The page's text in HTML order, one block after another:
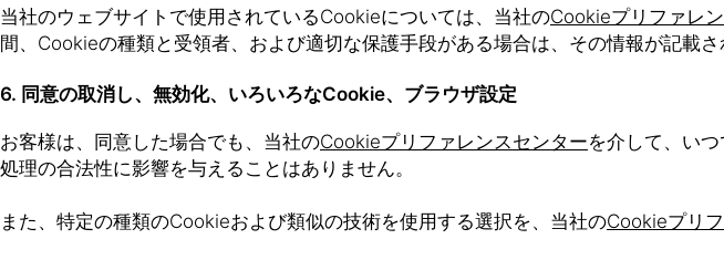
当社のウェブサイトで使用されているCookieについては、当社のCookieプリファレ
間、Cookieの種類と受領者、および適切な保護手段がある場合は、その情報が記載さ
6. 同意の取消し、無効化、いろいろなCookie、ブラウザ設定
お客様は、同意した場合でも、当社のCookieプリファレンスセンターを介して、い
処理の合法性に影響を与えることはありません。
また、特定の種類のCookieおよび類似の技術を使用する選択を、当社のCookieプリ